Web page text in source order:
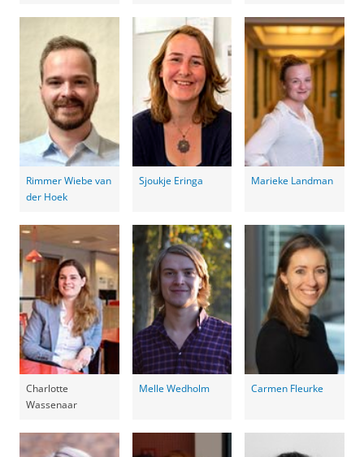
Rimmer Wiebe van
der Hoek
Sjoukje Eringa Marieke Landman
Charlotte
Wassenaar
Melle Wedholm Carmen Fleurke